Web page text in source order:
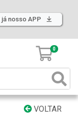
já nosso APP
0
VOLTAR